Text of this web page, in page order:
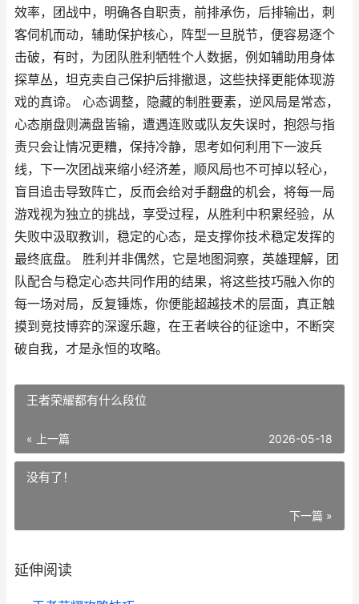
效率，团战中，明确各自职责，前排承伤，后排输出，刺
客伺机而动，辅助保护核心，阵型一旦脱节，便容易逐个
击破，有时，为团队胜利牺牲个人数据，例如辅助用身体
探草丛，坦克卖自己保护后排撤退，这些抉择更能体现游
戏的真谛。 心态调整，隐藏的制胜要素，逆风局是常态，
心态崩盘则满盘皆输，遭遇连败或队友失误时，抱怨与指
责只会让情况更糟，保持冷静，思考如何利用下一波兵
线，下一次团战来缩小经济差，顺风局也不可掉以轻心，
盲目追击导致阵亡，反而会给对手翻盘的机会，将每一局
游戏视为独立的挑战，享受过程，从胜利中积累经验，从
失败中汲取教训，稳定的心态，是支撑你技术稳定发挥的
最终底盘。 胜利并非偶然，它是地图洞察，英雄理解，团
队配合与稳定心态共同作用的结果，将这些技巧融入你的
每一场对局，反复锤炼，你便能超越技术的层面，真正触
摸到竞技博弈的深邃乐趣，在王者峡谷的征途中，不断突
破自我，才是永恒的攻略。
王者荣耀都有什么段位
« 上一篇 2026-05-18
没有了！
下一篇 »
延伸阅读